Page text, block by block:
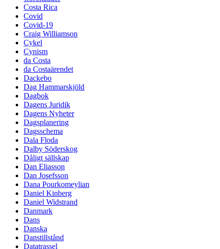
Costa Rica
Covid
Covid-19
Craig Williamson
Cykel
Cynism
da Costa
da Costaärendet
Dackebo
Dag Hammarskjöld
Dagbok
Dagens Juridik
Dagens Nyheter
Dagsplanering
Dagsschema
Dala Floda
Dalby Söderskog
Dåligt sällskap
Dan Eliasson
Dan Josefsson
Dana Pourkomeylian
Daniel Kinberg
Daniel Widstrand
Danmark
Dans
Danska
Danstillstånd
Datatrassel